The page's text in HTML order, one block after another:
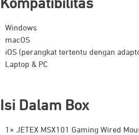
memainkan game favorit di rumah
Kompatibilitas
Windows
macOS
iOS (perangkat tertentu dengan
Laptop & PC
Isi Dalam Box
1× JETEX MSX101 Gaming Wired